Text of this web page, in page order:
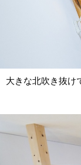
大きな北吹き抜け